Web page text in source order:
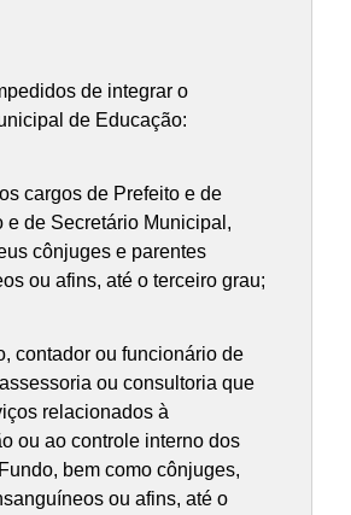
de integrar o
de Educação:
cargos de Prefeito e de
e de Secretário Municipal,
cônjuges e parentes
ou afins, até o terceiro grau;
contador ou funcionário de
ou consultoria que
relacionados à
ou ao controle interno dos
bem como cônjuges,
ou afins, até o